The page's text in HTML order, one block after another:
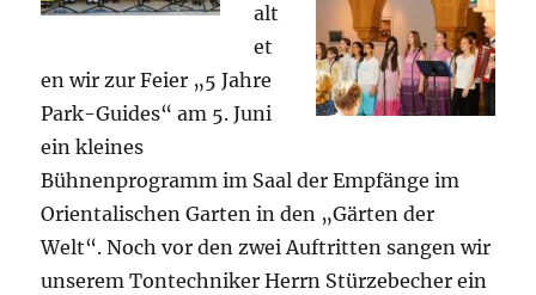
alt
et
en wir zur Feier „5 Jahre
Park-Guides“ am 5. Juni
ein kleines
Bühnenprogramm im Saal der Empfänge im
Orientalischen Garten in den „Gärten der
Welt“. Noch vor den zwei Auftritten sangen wir
unserem Tontechniker Herrn Stürzebecher ein